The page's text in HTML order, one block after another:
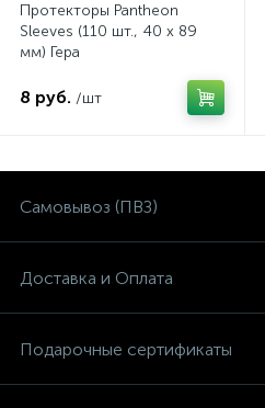
Протекторы Pantheon
Sleeves (110 шт., 40 x 89
мм) Гера
8 руб. /шт
Самовывоз (ПВЗ)
Доставка и Оплата
Подарочные сертификаты